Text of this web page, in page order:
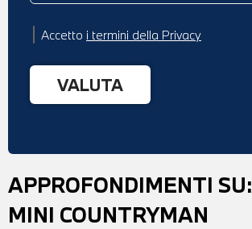
Accetto i termini della Privacy
APPROFONDIMENTI SU:
MINI COUNTRYMAN